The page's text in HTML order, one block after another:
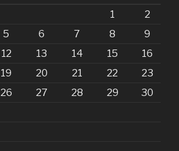
1
2
5 6 7 8
9
12 13 14 15
16
19 20 21 22
23
26 27 28 29
30